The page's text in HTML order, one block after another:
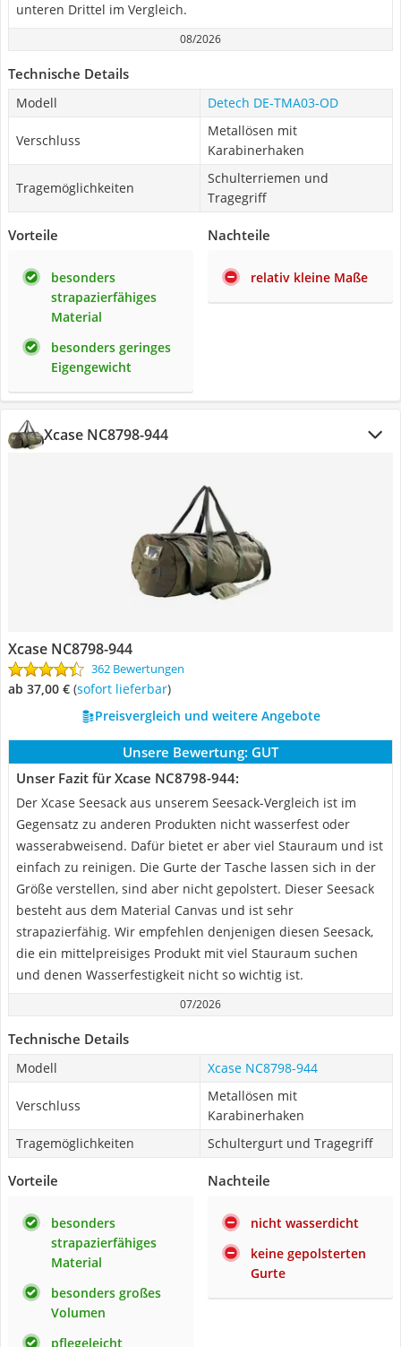
unteren Drittel im Vergleich.
08/2026
Technische Details
Modell Detech DE-TMA03-OD
Verschluss
Metallösen mit
Karabinerhaken
Tragemöglichkeiten
Schulterriemen und
Tragegriff
Vorteile
besonders
strapazierfähiges
Material
besonders geringes
Eigengewicht
Nachteile
relativ kleine Maße
Xcase NC8798-944
Xcase NC8798-944
362 Bewertungen
ab 37,00 € ( Sofort lieferbar)
Preisvergleich und weitere Angebote
Unsere Bewertung: GUT
Unser Fazit für Xcase NC8798-944:
Der Xcase Seesack aus unserem Seesack-Vergleich ist im
Gegensatz zu anderen Produkten nicht wasserfest oder
wasserabweisend. Dafür bietet er aber viel Stauraum und ist
einfach zu reinigen. Die Gurte der Tasche lassen sich in der
Größe verstellen, sind aber nicht gepolstert. Dieser Seesack
besteht aus dem Material Canvas und ist sehr
strapazierfähig. Wir empfehlen denjenigen diesen Seesack,
die ein mittelpreisiges Produkt mit viel Stauraum suchen
und denen Wasserfestigkeit nicht so wichtig ist.
07/2026
Technische Details
Modell Xcase NC8798-944
Verschluss
Metallösen mit
Karabinerhaken
Tragemöglichkeiten
Schultergurt und Tragegriff
Vorteile
besonders
strapazierfähiges
Material
besonders großes
Volumen
pflegeleicht
Nachteile
nicht wasserdicht
keine gepolsterten
Gurte